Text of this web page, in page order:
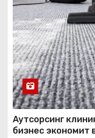
Аутсорсинг
бизнес экономит